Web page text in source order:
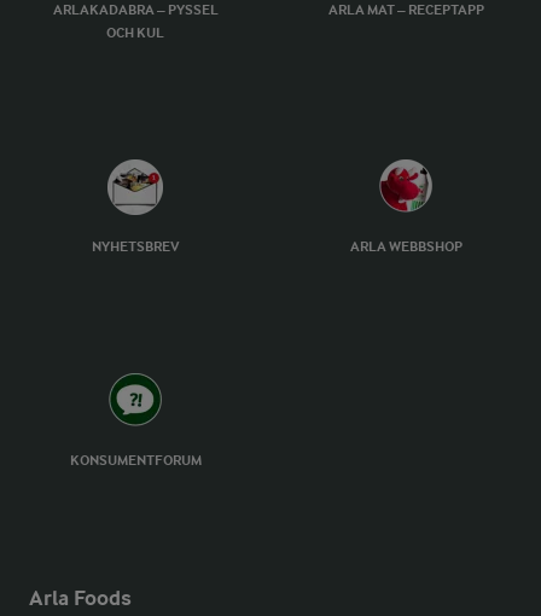
ARLAKADABRA – PYSSEL
OCH KUL
ARLA MAT – RECEPTAPP
NYHETSBREV ARLA WEBBSHOP
KONSUMENTFORUM
Arla Foods